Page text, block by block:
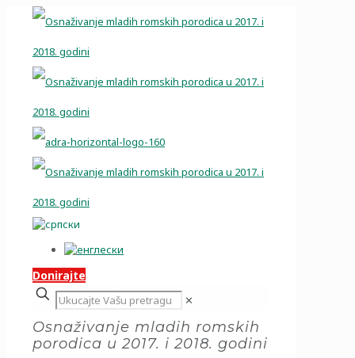
Donirajte
✕
Osnaživanje mladih romskih
porodica u 2017. i 2018. godini